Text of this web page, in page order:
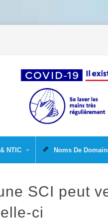
NTIC Noms De
SCI peut
ci